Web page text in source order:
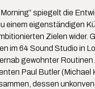
Morning“ spiegelt die
einem eigenständigen
Zielen wider.
im 64 Sound Studio in
gewohnter
Paul Butler (Michael
dessen